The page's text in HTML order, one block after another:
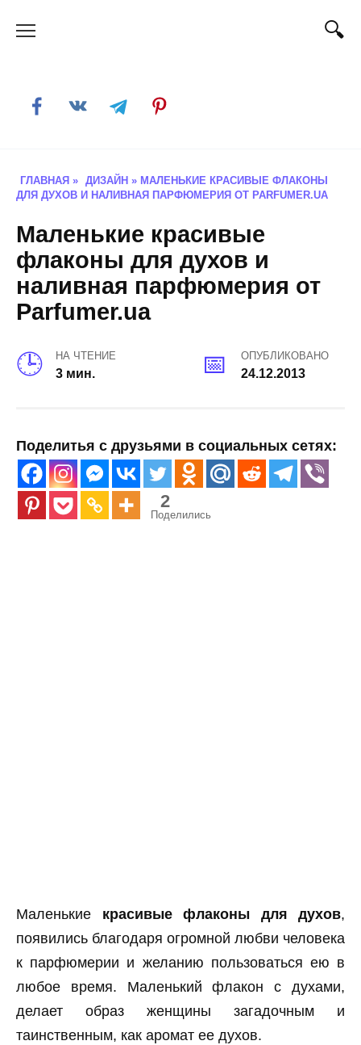
ГЛАВНАЯ » ДИЗАЙН » МАЛЕНЬКИЕ КРАСИВЫЕ ФЛАКОНЫ
ДЛЯ ДУХОВ И НАЛИВНАЯ ПАРФЮМЕРИЯ ОТ PARFUMER.UA
Маленькие красивые
флаконы для духов и
наливная парфюмерия от
Parfumer.ua
НА ЧТЕНИЕ
3 мин.
ОПУБЛИКОВАНО
24.12.2013
Поделитья с друзьями в социальных сетях:
2
Поделились
Маленькие красивые флаконы для духов,
появились благодаря огромной любви человека
к парфюмерии и желанию пользоваться ею в
любое время. Маленький флакон с духами,
делает образ женщины загадочным и
таинственным, как аромат ее духов.